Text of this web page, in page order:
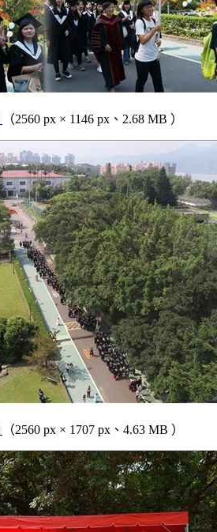
（2560 px × 1146 px、2.68 MB ）
（2560 px × 1707 px、4.63 MB ）